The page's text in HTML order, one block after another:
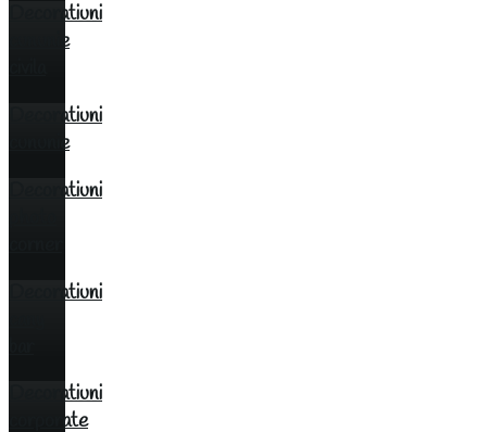
Decoratiuni
cununie
Decoratiuni
cununie
Decoratiuni
Decoratiuni
Decoratiuni
corporate